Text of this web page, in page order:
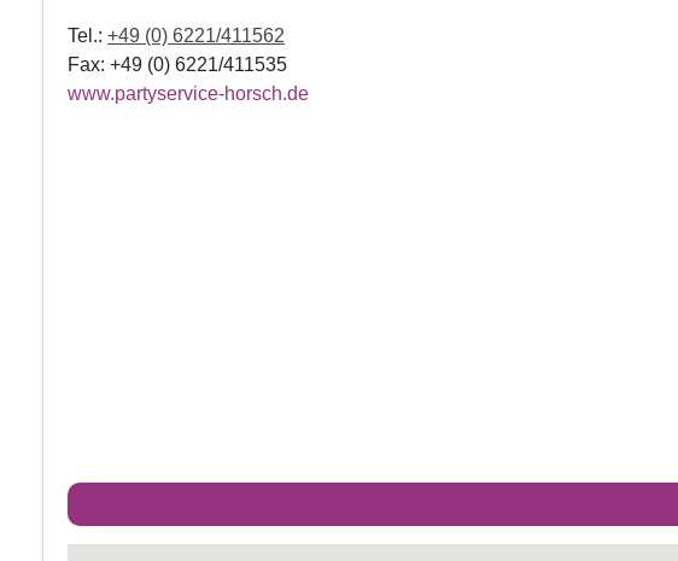
Tel.: +49 (0) 6221/411562
Fax: +49 (0) 6221/411535
www.partyservice-horsch.de